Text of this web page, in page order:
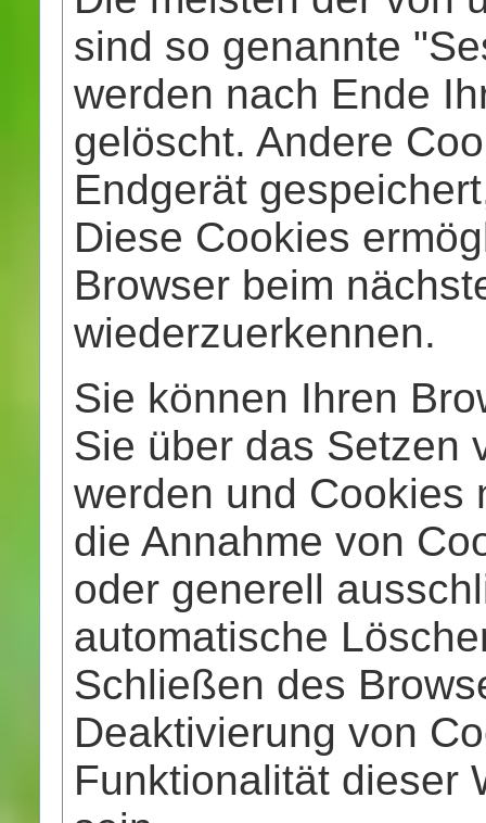
sind so genannte
werden nach Ende
gelöscht. Andere
Endgerät
Diese Cookies
Browser beim
wiederzuerkennen.
Sie können Ihren
Sie über das Setzen
werden und Cookies
die Annahme von
oder generell
automatische
Schließen des
Deaktivierung von
Funktionalität dieser